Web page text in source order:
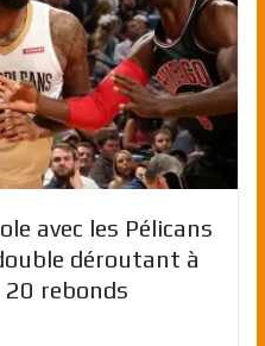
avec les Pélicans
déroutant à
rebonds